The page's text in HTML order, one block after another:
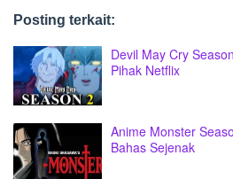
Posting terkait:
Devil May Cry
Pihak Netflix
Anime Monster
Bahas Sejenak